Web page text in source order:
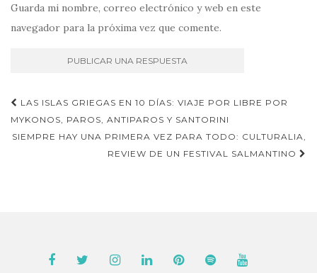
Guarda mi nombre, correo electrónico y web en este
navegador para la próxima vez que comente.
Navegación
de
entradas
LAS ISLAS GRIEGAS EN 10 DÍAS: VIAJE POR LIBRE POR
MYKONOS, PAROS, ANTIPAROS Y SANTORINI
SIEMPRE HAY UNA PRIMERA VEZ PARA TODO: CULTURALIA,
REVIEW DE UN FESTIVAL SALMANTINO